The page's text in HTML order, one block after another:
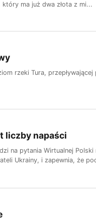
ma już dwa złota z mi...
rzeki Tura,
liczby napaści
na pytania Wirtualnej
Ukrainy, i zapewnia, że